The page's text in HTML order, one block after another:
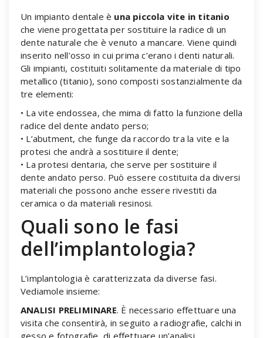
Un impianto dentale è una piccola vite in titanio
che viene progettata per sostituire la radice di un
dente naturale che è venuto a mancare. Viene quindi
inserito nell’osso in cui prima c’erano i denti naturali.
Gli impianti, costituiti solitamente da materiale di tipo
metallico (titanio), sono composti sostanzialmente da
tre elementi:
• La vite endossea, che mima di fatto la funzione della
radice del dente andato perso;
• L’abutment, che funge da raccordo tra la vite e la
protesi che andrà a sostituire il dente;
• La protesi dentaria, che serve per sostituire il
dente andato perso. Può essere costituita da diversi
materiali che possono anche essere rivestiti da
ceramica o da materiali resinosi.
Quali sono le fasi
dell’implantologia?
L’implantologia è caratterizzata da diverse fasi.
Vediamole insieme:
ANALISI PRELIMINARE. È necessario effettuare una
visita che consentirà, in seguito a radiografie, calchi in
gesso e fotografie, di effettuare un’analisi